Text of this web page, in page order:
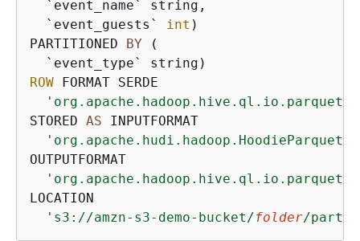
  `event_name` string,
  `event_guests`
int )
PARTITIONED BY (
ROW FORMAT SERDE
STORED AS INPUTFORMAT
OUTPUTFORMAT
LOCATION
's3://amzn-s3-demo-bucket/folder/